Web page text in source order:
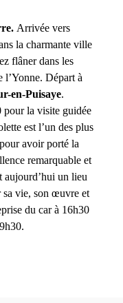
Arrivée vers
la charmante ville
flâner dans les
l’Yonne. Départ à
en-Puisaye.
pour la visite guidée
est l’un des plus
avoir porté la
remarquable et
aujourd’hui un lieu
vie, son œuvre et
du car à 16h30